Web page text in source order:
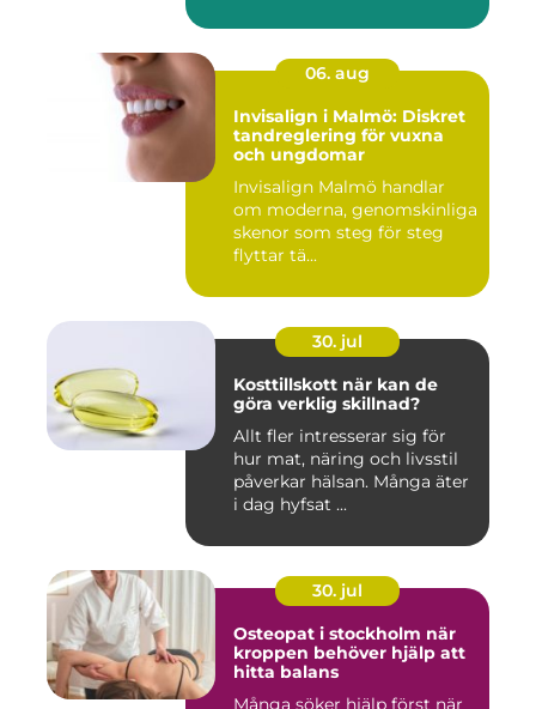
06. aug
Invisalign i Malmö: Diskret
tandreglering för vuxna
och ungdomar
Invisalign Malmö handlar
om moderna, genomskinliga
skenor som steg för steg
flyttar tä...
30. jul
Kosttillskott när kan de
göra verklig skillnad?
Allt fler intresserar sig för
hur mat, näring och livsstil
påverkar hälsan. Många äter
i dag hyfsat ...
30. jul
Osteopat i stockholm när
kroppen behöver hjälp att
hitta balans
Många söker hjälp först när